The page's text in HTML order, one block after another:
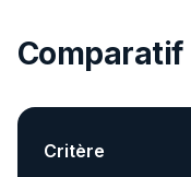
Comparatif
Critère